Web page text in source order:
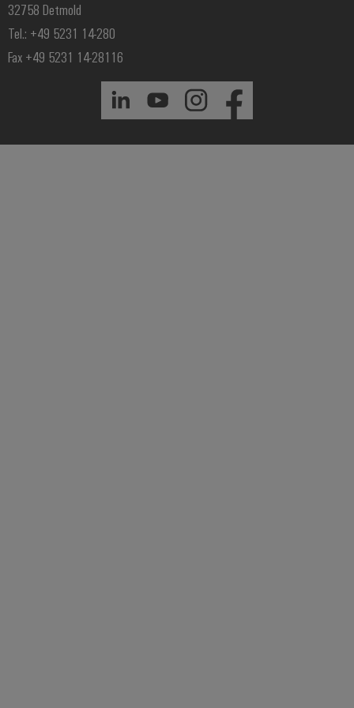
32758 Detmold
Tel.: +49 5231 14-280
Fax +49 5231 14-28116